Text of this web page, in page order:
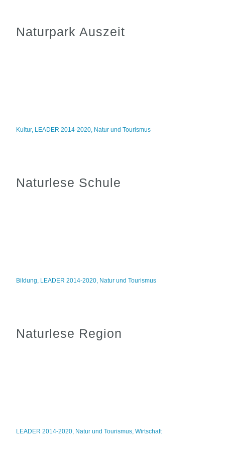
Naturpark Auszeit
Kultur, LEADER 2014-2020, Natur und Tourismus
Naturlese Schule
Bildung, LEADER 2014-2020, Natur und Tourismus
Naturlese Region
LEADER 2014-2020, Natur und Tourismus,Wirtschaft